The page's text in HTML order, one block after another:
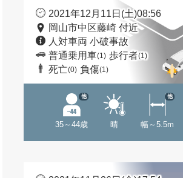
2021年12月11日(土)08:56
岡山市中区藤崎 付近
人対車両 小破事故
普通乗用車(1) 歩行者(1)
死亡(0) 負傷(1)
35～44歳
他
晴 幅～5.5m
他